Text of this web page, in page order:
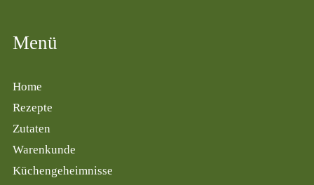
Menü
Home
Rezepte
Zutaten
Warenkunde
Küchengeheimnisse